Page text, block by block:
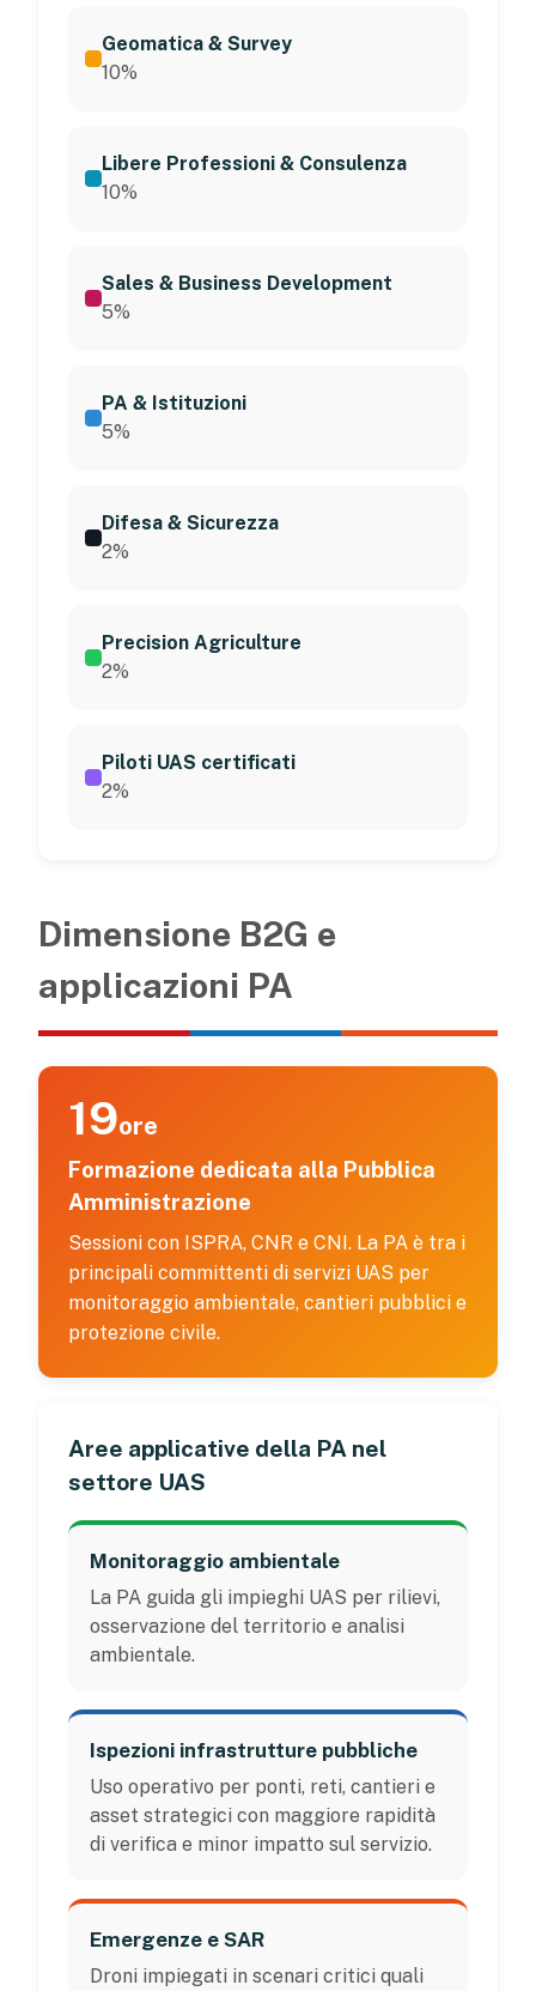
Geomatica & Survey
10%
Libere Professioni & Consulenza
10%
Sales & Business Development
5%
PA & Istituzioni
5%
Difesa & Sicurezza
2%
Precision Agriculture
2%
Piloti UAS certificati
2%
Dimensione B2G e
applicazioni PA
19ore
Formazione dedicata alla Pubblica
Amministrazione
Sessioni con ISPRA, CNR e CNI. La PA è tra i
principali committenti di servizi UAS per
monitoraggio ambientale, cantieri pubblici e
protezione civile.
Aree applicative della PA nel
settore UAS
Monitoraggio ambientale
La PA guida gli impieghi UAS per rilievi,
osservazione del territorio e analisi
ambientale.
Ispezioni infrastrutture pubbliche
Uso operativo per ponti, reti, cantieri e
asset strategici con maggiore rapidità
di verifica e minor impatto sul servizio.
Emergenze e SAR
Droni impiegati in scenari critici quali